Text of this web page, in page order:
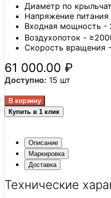
Диаметр по
Напряжение
Входная мощность -
Воздухопоток -
Скорость вращения
61 000.00 ₽
Доступно: 15 шт
Купить в 1 клик
Описание
Маркировка
Доставка
Технические